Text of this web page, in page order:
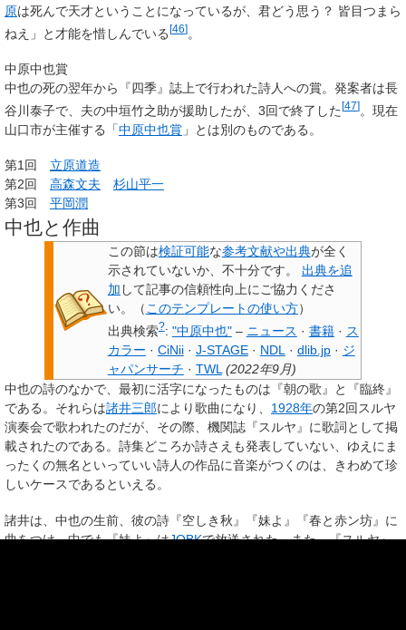
原は死んで天才ということになっているが、君どう思う？ 皆目つまら
ねえ」と才能を惜しんでいる[46]。
中原中也賞
中也の死の翌年から『四季』誌上で行われた詩人への賞。発案者は長
谷川泰子で、夫の中垣竹之助が援助したが、3回で終了した[47]。現在
山口市が主催する「中原中也賞 」とは別のものである。
第1回 立原道造
第2回 高森文夫
杉山平一
第3回 平岡潤
中也と作曲
この節は検証可能な参考文献や出典が全く
示されていないか、不十分です。
出典を追
加 して記事の信頼性向上にご協力くださ
い。
（このテンプレートの使い方）
出典検索?: "中原中也" – ニュース · 書籍 · ス
カラー · CiNii · J-STAGE · NDL · dlib.jp · ジ
ャパンサーチ · TWL (2022年9月)
中也の詩のなかで、最初に活字になったものは『朝の歌』と『臨終』
である。それらは諸井三郎により歌曲になり、 1928年の第2回スルヤ
演奏会で歌われたのだが、その際、機関誌『スルヤ』に歌詞として掲
載されたのである。詩集どころか詩さえも発表していない、ゆえにま
ったくの無名といっていい詩人の作品に音楽がつくのは、きわめて珍
しいケースであるといえる。
諸井は、中也の生前、彼の詩『空しき秋』『妹よ』『春と赤ン坊』に
曲をつけ、中でも『妹よ』はJOBKで放送された。また、『スルヤ』